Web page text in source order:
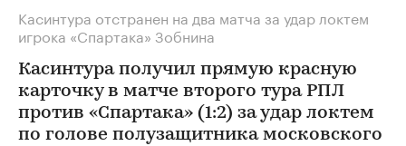
Касинтура отстранен на два матча за удар локтем
игрока «Спартака» Зобнина
Касинтура получил прямую красную
карточку в матче второго тура РПЛ
против «Спартака» (1:2) за удар локтем
по голове полузащитника московского